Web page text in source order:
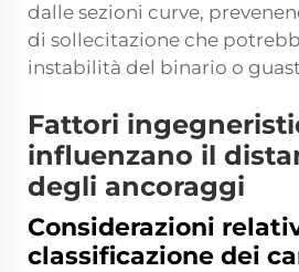
dalle sezioni curve,
di sollecitazione che
instabilità del binario o
Fattori
influenzano il
degli ancoraggi
Considerazioni
classificazione dei